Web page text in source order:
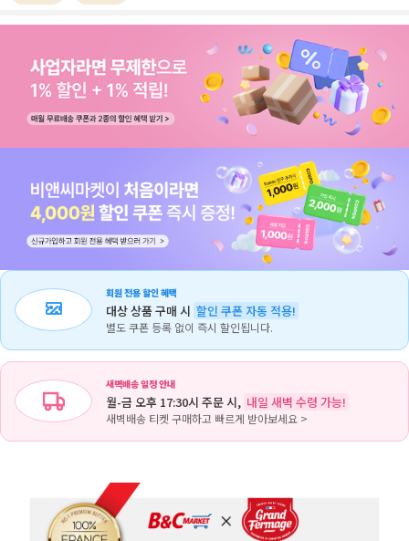
회원 전용 할인 혜택
대상 상품 구매 시 할인 쿠폰 자동 적용!
별도 쿠폰 등록 없이 즉시 할인됩니다.
새벽배송 일정 안내
월-금 오후 17:30시 주문 시, 내일 새벽 수령 가능!
새벽배송 티켓 구매하고 빠르게 받아보세요 >